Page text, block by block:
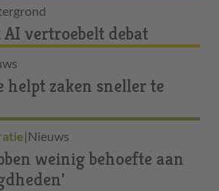
vertroebelt debat
helpt zaken sneller te
|Nieuws
weinig behoefte aan